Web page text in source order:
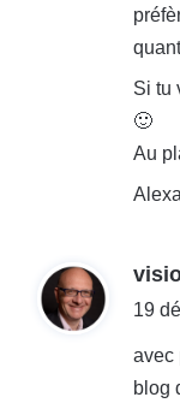
Si tu
🙂
Au
19
avec
blog